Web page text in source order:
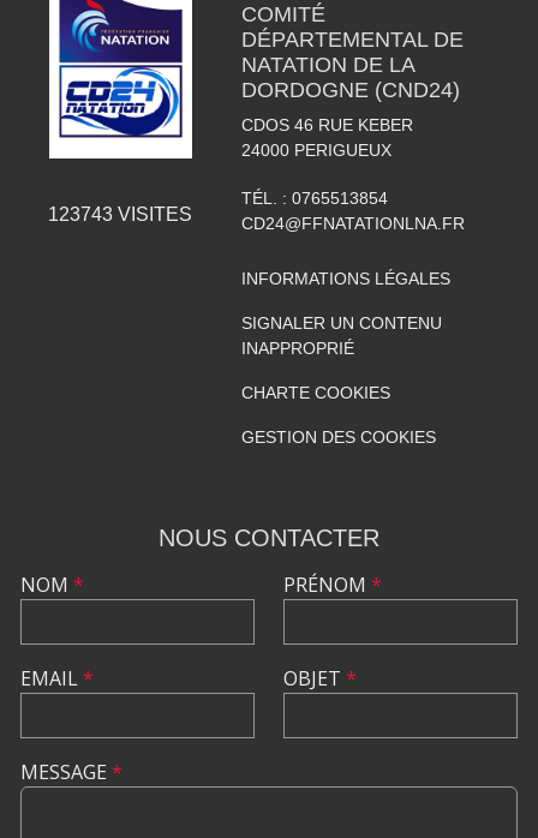
123743 VISITES
COMITÉ
DÉPARTEMENTAL DE
NATATION DE LA
DORDOGNE (CND24)
CDOS 46 RUE KEBER
24000 PERIGUEUX
TÉL. : 0765513854
CD24@FFNATATIONLNA.FR
INFORMATIONS LÉGALES
SIGNALER UN CONTENU
INAPPROPRIÉ
CHARTE COOKIES
GESTION DES COOKIES
NOUS CONTACTER
NOM *
EMAIL*
PRÉNOM *
OBJET *
MESSAGE *